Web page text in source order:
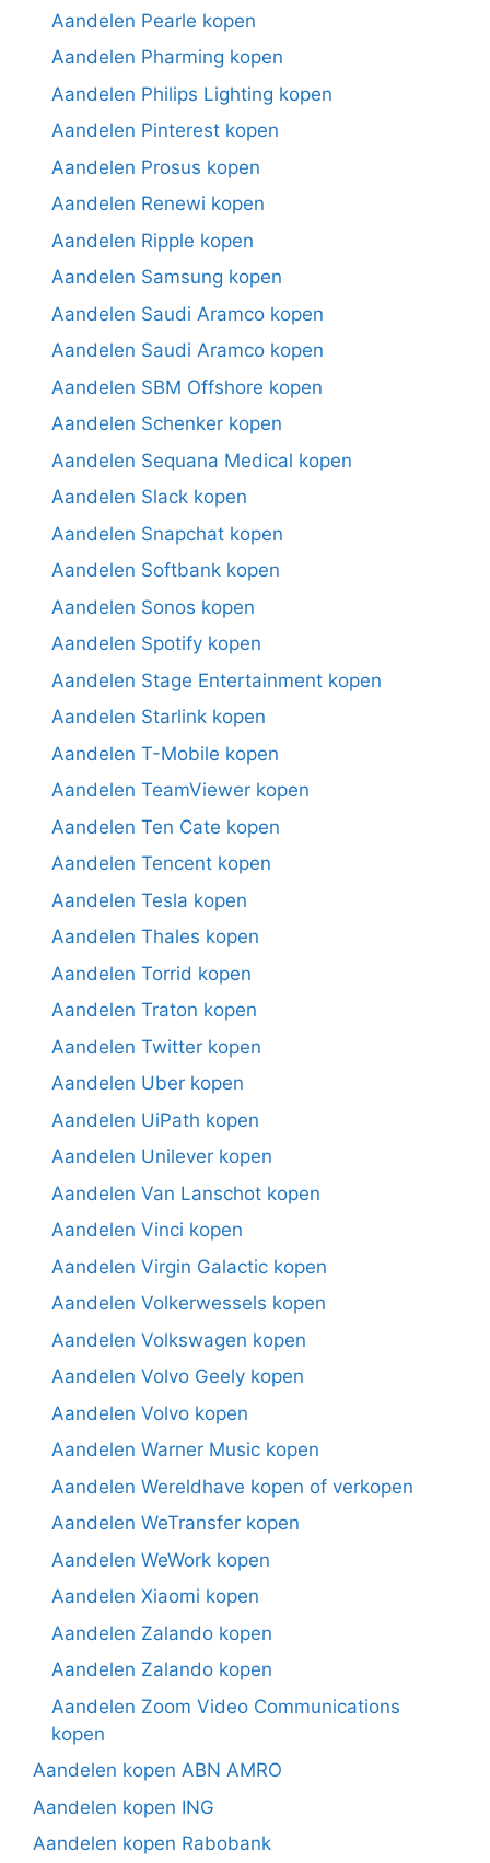
Aandelen Pearle kopen
Aandelen Pharming kopen
Aandelen Philips Lighting kopen
Aandelen Pinterest kopen
Aandelen Prosus kopen
Aandelen Renewi kopen
Aandelen Ripple kopen
Aandelen Samsung kopen
Aandelen Saudi Aramco kopen
Aandelen Saudi Aramco kopen
Aandelen SBM Offshore kopen
Aandelen Schenker kopen
Aandelen Sequana Medical kopen
Aandelen Slack kopen
Aandelen Snapchat kopen
Aandelen Softbank kopen
Aandelen Sonos kopen
Aandelen Spotify kopen
Aandelen Stage Entertainment kopen
Aandelen Starlink kopen
Aandelen T-Mobile kopen
Aandelen TeamViewer kopen
Aandelen Ten Cate kopen
Aandelen Tencent kopen
Aandelen Tesla kopen
Aandelen Thales kopen
Aandelen Torrid kopen
Aandelen Traton kopen
Aandelen Twitter kopen
Aandelen Uber kopen
Aandelen UiPath kopen
Aandelen Unilever kopen
Aandelen Van Lanschot kopen
Aandelen Vinci kopen
Aandelen Virgin Galactic kopen
Aandelen Volkerwessels kopen
Aandelen Volkswagen kopen
Aandelen Volvo Geely kopen
Aandelen Volvo kopen
Aandelen Warner Music kopen
Aandelen Wereldhave kopen of verkopen
Aandelen WeTransfer kopen
Aandelen WeWork kopen
Aandelen Xiaomi kopen
Aandelen Zalando kopen
Aandelen Zalando kopen
Aandelen Zoom Video Communications
kopen
Aandelen kopen ABN AMRO
Aandelen kopen ING
Aandelen kopen Rabobank